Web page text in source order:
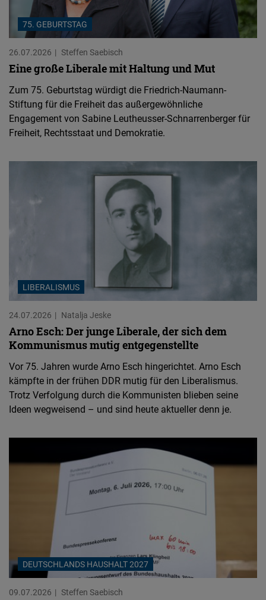
75. GEBURTSTAG
26.07.2026 Steffen Saebisch
Eine große Liberale mit Haltung und Mut
Zum 75. Geburtstag würdigt die Friedrich-Naumann-
Stiftung für die Freiheit das außergewöhnliche
Engagement von Sabine Leutheusser-Schnarrenberger für
Freiheit, Rechtsstaat und Demokratie.
LIBERALISMUS
24.07.2026 Natalja Jeske
Arno Esch: Der junge Liberale, der sich dem
Kommunismus mutig entgegenstellte
Vor 75. Jahren wurde Arno Esch hingerichtet. Arno Esch
kämpfte in der frühen DDR mutig für den Liberalismus.
Trotz Verfolgung durch die Kommunisten blieben seine
Ideen wegweisend – und sind heute aktueller denn je.
DEUTSCHLANDS HAUSHALT 2027
09.07.2026 Steffen Saebisch